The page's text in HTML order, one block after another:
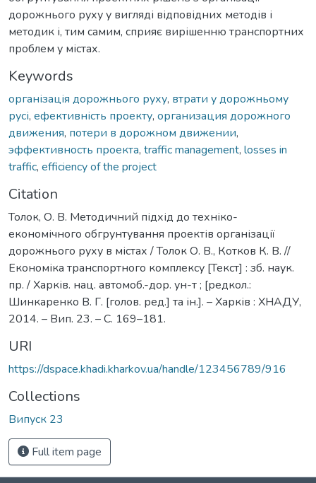
дорожнього руху у вигляді відповідних методів і
методик і, тим самим, сприяє вирішенню транспортних
проблем у містах.
Keywords
організація дорожнього руху, втрати у дорожньому
русі, ефективність проекту, организация дорожного
движения, потери в дорожном движении,
эффективность проекта, traffic management, losses in
traffic, efficiency of the project
Citation
Толок, О. В. Методичний підхід до техніко-
економічного обгрунтування проектів організації
дорожнього руху в містах / Толок О. В., Котков К. В. //
Економіка транспортного комплексу [Текст] : зб. наук.
пр. / Харків. нац. автомоб.-дор. ун-т ; [редкол.:
Шинкаренко В. Г. [голов. ред.] та ін.]. – Харків : ХНАДУ,
2014. – Вип. 23. – С. 169–181.
URI
https://dspace.khadi.kharkov.ua/handle/123456789/916
Collections
Випуск 23
Full item page